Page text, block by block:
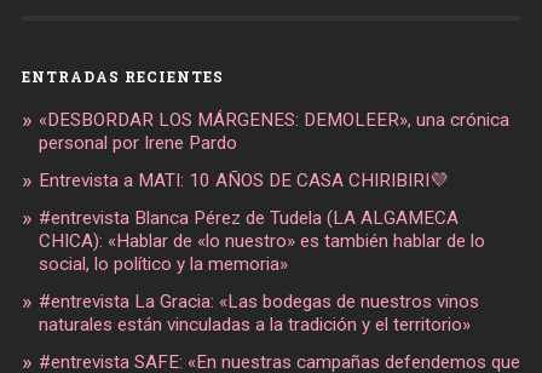
ENTRADAS RECIENTES
«DESBORDAR LOS MÁRGENES: DEMOLEER», una crónica
personal por Irene Pardo
Entrevista a MATI: 10 AÑOS DE CASA CHIRIBIRI💜
#entrevista Blanca Pérez de Tudela (LA ALGAMECA
CHICA): «Hablar de «lo nuestro» es también hablar de lo
social, lo político y la memoria»
#entrevista La Gracia: «Las bodegas de nuestros vinos
naturales están vinculadas a la tradición y el territorio»
#entrevista SAFE: «En nuestras campañas defendemos que